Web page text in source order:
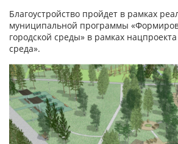
Благоустройство пройдет в рамках
муниципальной программы
городской среды» в рамках
среда».